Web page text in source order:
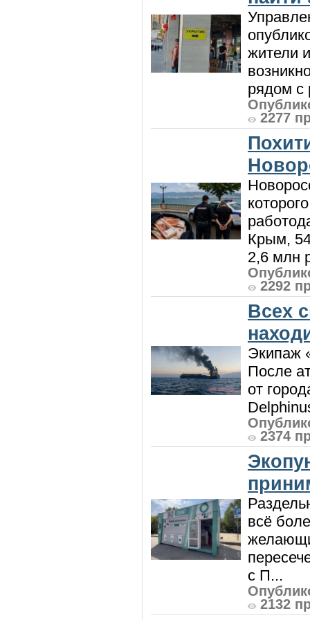
жители
рядом с
2277
Крым,
2,6 млн
2292
Всех
Экипаж
После
от
2374
всё
с П...
2132